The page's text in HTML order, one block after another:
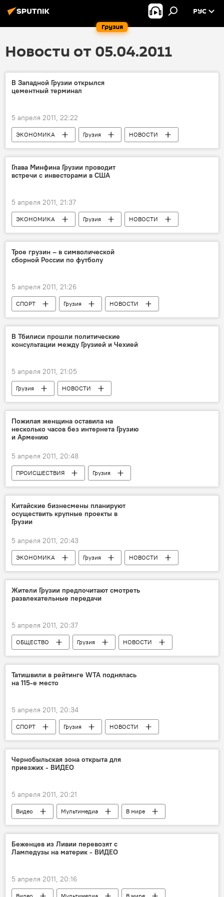
Грузия
РУС
Новости от 05.04.2011
В Западной Грузии открылся
цементный терминал
5 апреля 2011, 22:22
ЭКОНОМИКА Грузия НОВОСТИ
Глава Минфина Грузии проводит
встречи с инвесторами в США
5 апреля 2011, 21:37
ЭКОНОМИКА Грузия НОВОСТИ
Трое грузин – в символической
сборной России по футболу
5 апреля 2011, 21:26
СПОРТ Грузия НОВОСТИ
В Тбилиси прошли политические
консультации между Грузией и Чехией
5 апреля 2011, 21:05
Грузия НОВОСТИ
Пожилая женщина оставила на
несколько часов без интернета Грузию
и Армению
5 апреля 2011, 20:48
ПРОИСШЕСТВИЯ
Грузия
НОВОСТИ
ЭКОНОМИКА
Китайские бизнесмены планируют
осуществить крупные проекты в
Грузии
5 апреля 2011, 20:43
ЭКОНОМИКА Грузия НОВОСТИ
Жители Грузии предпочитают смотреть
развлекательные передачи
5 апреля 2011, 20:37
ОБЩЕСТВО Грузия НОВОСТИ
Татишвили в рейтинге WTA поднялась
на 115-е место
5 апреля 2011, 20:34
СПОРТ Грузия НОВОСТИ
Чернобыльская зона открыта для
приезжих - ВИДЕО
5 апреля 2011, 20:21
Видео Мультимедиа
В мире
НОВОСТИ
Земля вступила в век катастроф : бедствия на планете
Беженцев из Ливии перевозят с
Лампедузы на материк - ВИДЕО
5 апреля 2011, 20:16